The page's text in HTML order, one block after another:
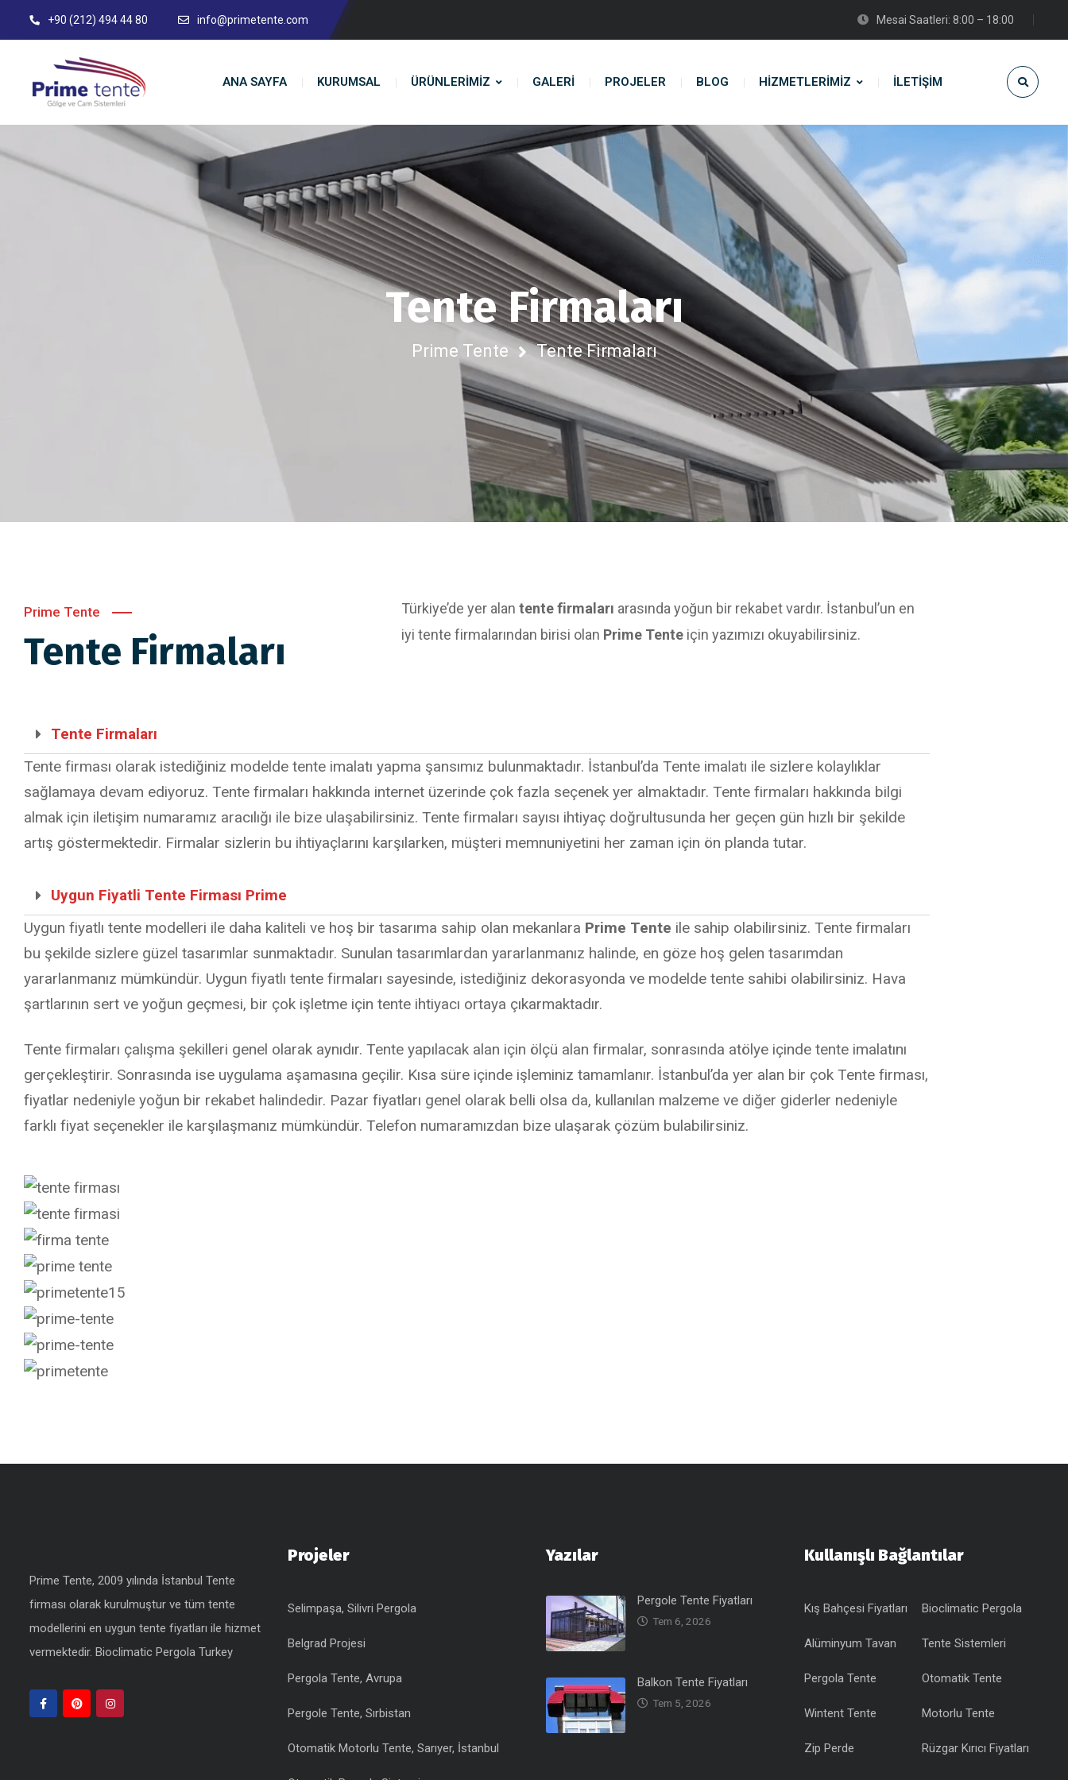
+90 (212) 494 44 80 info@primetente.com Mesai Saatleri: 8:00 – 18:00
ANA SAYFA KURUMSAL ÜRÜNLERIMIZ GALERİ PROJELER BLOG HIZMETLERIMIZ İLETIŞIM
Tente Firmaları
Prime Tente Tente Firmaları
Prime Tente
Tente Firmaları
Türkiye’de yer alantente firmaları arasında yoğun bir rekabet vardır. İstanbul’un en
iyi tente firmalarından birisi olan Prime Tente için yazımızı okuyabilirsiniz.
Tente Firmaları
Tente firması olarak istediğiniz modelde tente imalatı yapma şansımız bulunmaktadır. İstanbul’da Tente imalatı ile sizlere kolaylıklar
sağlamaya devam ediyoruz. Tente firmaları hakkında internet üzerinde çok fazla seçenek yer almaktadır. Tente firmaları hakkında bilgi
almak için iletişim numaramız aracılığı ile bize ulaşabilirsiniz. Tente firmaları sayısı ihtiyaç doğrultusunda her geçen gün hızlı bir şekilde
artış göstermektedir. Firmalar sizlerin bu ihtiyaçlarını karşılarken, müşteri memnuniyetini her zaman için ön planda tutar.
Uygun Fiyatli Tente Firması Prime
Uygun fiyatlı tente modelleri ile daha kaliteli ve hoş bir tasarıma sahip olan mekanlara Prime Tente ile sahip olabilirsiniz. Tente firmaları
bu şekilde sizlere güzel tasarımlar sunmaktadır. Sunulan tasarımlardan yararlanmanız halinde, en göze hoş gelen tasarımdan
yararlanmanız mümkündür. Uygun fiyatlı tente firmaları sayesinde, istediğiniz dekorasyonda ve modelde tente sahibi olabilirsiniz. Hava
şartlarının sert ve yoğun geçmesi, bir çok işletme için tente ihtiyacı ortaya çıkarmaktadır.
Tente firmaları çalışma şekilleri genel olarak aynıdır. Tente yapılacak alan için ölçü alan firmalar, sonrasında atölye içinde tente imalatını
gerçekleştirir. Sonrasında ise uygulama aşamasına geçilir. Kısa süre içinde işleminiz tamamlanır. İstanbul’da yer alan bir çok Tente firması,
fiyatlar nedeniyle yoğun bir rekabet halindedir. Pazar fiyatları genel olarak belli olsa da, kullanılan malzeme ve diğer giderler nedeniyle
farklı fiyat seçenekler ile karşılaşmanız mümkündür. Telefon numaramızdan bize ulaşarak çözüm bulabilirsiniz.
Prime Tente, 2009 yılında İstanbul Tente
firması olarak kurulmuştur ve tüm tente
modellerini en uygun tente fiyatları ile hizmet
vermektedir. Bioclimatic Pergola Turkey
Projeler
Selimpaşa, Silivri Pergola
Belgrad Projesi
Pergola Tente, Avrupa
Pergole Tente, Sırbistan
Otomatik Motorlu Tente, Sarıyer, İstanbul
Yazılar
Pergole Tente Fiyatları
Tem 6, 2026
Balkon Tente Fiyatları
Tem 5, 2026
Kullanışlı Bağlantılar
Kış Bahçesi Fiyatları Bioclimatic Pergola
Alüminyum Tavan Tente Sistemleri
Pergola Tente Otomatik Tente
Wintent Tente Motorlu Tente
Zip Perde Rüzgar Kırıcı Fiyatları